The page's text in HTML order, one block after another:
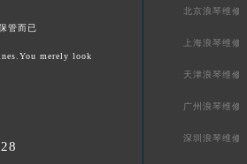
管而已
merely look
北京浪琴维修
上海浪琴维修
天津浪琴维修
广州浪琴维修
深圳浪琴维修